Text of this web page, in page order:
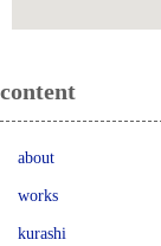
content
about
works
kurashi